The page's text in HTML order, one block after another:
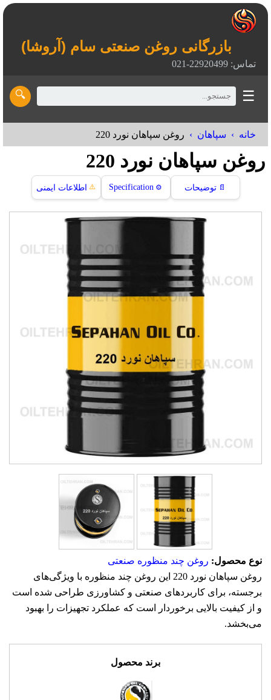
بازرگانی روغن صنعتی سام (آروشا)
تماس: 22920499-021
☰
🔍
خانه سپاهان روغن سپاهان نورد 220
روغن سپاهان نورد 220
📄 توضیحات ⚙️
Specification
⚠️ اطلاعات ایمنی
نوع محصول: روغن چند منظوره صنعتی
روغن سپاهان نورد 220 این روغن چند منظوره با ویژگی‌های
برجسته، برای کاربردهای صنعتی و کشاورزی طراحی شده است
و از کیفیت بالایی برخوردار است که عملکرد تجهیزات را بهبود
می‌بخشد.
برند محصول